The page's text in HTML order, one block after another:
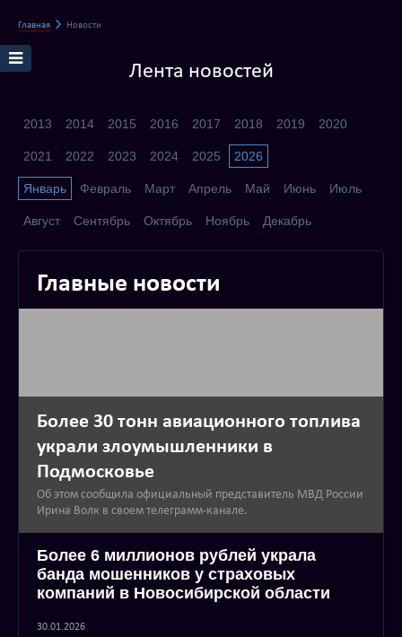
Главная Новости
Лента новостей
2013 2014 2015 2016 2017 2018 2019 2020
2021 2022 2023 2024 2025 2026
Январь Февраль Март Апрель Май Июнь Июль
Август Сентябрь Октябрь Ноябрь Декабрь
Главные новости
Более 30 тонн авиационного топлива
украли злоумышленники в
Подмосковье
Об этом сообщила официальный представитель МВД России
Ирина Волк в своем телеграмм-канале.
Более 6 миллионов рублей украла
банда мошенников у страховых
компаний в Новосибирской области
30.01.2026